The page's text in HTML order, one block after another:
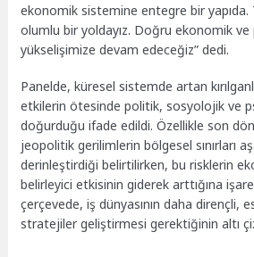
ekonomik sistemine entegre bir
olumlu bir yoldayız. Doğru ekonomik
yükselişimize devam edeceğiz” dedi.
Panelde, küresel sistemde artan
etkilerin ötesinde politik, sosyolojik ve
doğurduğu ifade edildi. Özellikle son
jeopolitik gerilimlerin bölgesel sınırları
derinleştirdiği belirtilirken, bu risklerin
belirleyici etkisinin giderek arttığına
çerçevede, iş dünyasının daha dirençli,
stratejiler geliştirmesi gerektiğinin altı